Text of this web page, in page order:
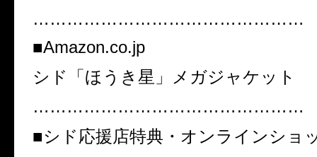
…………………………………………
■Amazon.co.jp
シド「ほうき星」メガジャケット
…………………………………………
■シド応援店特典・オンラインショ